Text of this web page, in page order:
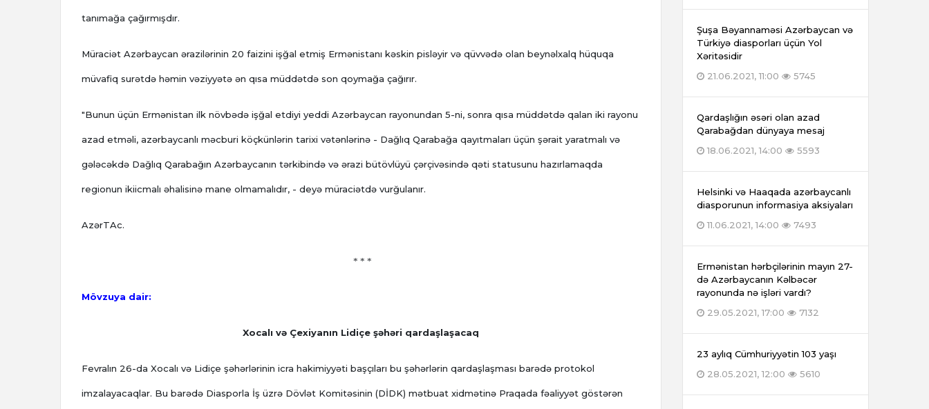
tanımağa çağırmışdır.
Müraciət Azərbaycan ərazilərinin 20 faizini işğal etmiş Ermənistanı kəskin pisləyir və qüvvədə olan beynəlxalq hüquqa
müvafiq surətdə həmin vəziyyətə ən qısa müddətdə son qoymağa çağırır.
"Bunun üçün Ermənistan ilk növbədə işğal etdiyi yeddi Azərbaycan rayonundan 5-ni, sonra qısa müddətdə qalan iki rayonu
azad etməli, azərbaycanlı məcburi köçkünlərin tarixi vətənlərinə - Dağlıq Qarabağa qayıtmaları üçün şərait yaratmalı və
gələcəkdə Dağlıq Qarabağın Azərbaycanın tərkibində və ərazi bütövlüyü çərçivəsində qəti statusunu hazırlamaqda
regionun ikiicmalı əhalisinə mane olmamalıdır, - deyə müraciətdə vurğulanır.
AzərTAc.
* * *
Mövzuya dair:
Xocalı və Çexiyanın Lidiçe şəhəri qardaşlaşacaq
Fevralın 26-da Xocalı və Lidiçe şəhərlərinin icra hakimiyyəti başçıları bu şəhərlərin qardaşlaşması barədə protokol
imzalayacaqlar. Bu barədə Diasporla İş üzrə Dövlət Komitəsinin (DİDK) mətbuat xidmətinə Praqada fəaliyyət göstərən
Şuşa Bəyannaməsi Azərbaycan və
Türkiyə diasporları üçün Yol
Xəritəsidir
21.06.2021, 11:00
5745
Qardaşlığın əsəri olan azad
Qarabağdan dünyaya mesaj
18.06.2021, 14:00
5593
Helsinki və Haaqada azərbaycanlı
diasporunun informasiya aksiyaları
11.06.2021, 14:00
7493
Ermənistan hərbçilərinin mayın 27-
də Azərbaycanın Kəlbəcər
rayonunda nə işləri vardı?
29.05.2021, 17:00
7132
23 aylıq Cümhuriyyətin 103 yaşı
28.05.2021, 12:00
5610